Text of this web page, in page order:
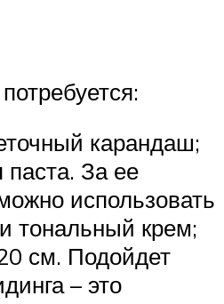
карандаш;
паста. За ее
использовать
тональный крем;
см. Подойдет
– это